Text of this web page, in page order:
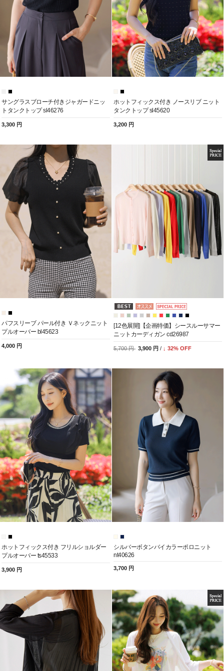
サングラスブローチ付きジャガードニッ
トタンクトップ sl46276
3,300 円
ホットフィックス付き ノースリブ ニット
タンクトップ sl45620
3,200 円
パフスリーブ パール付き Ｖネックニット
プルオーバー bl45623
4,000 円
[12色展開]【企画特価】シースルーサマー
ニットカーディガン cd26987
5,700 円 3,900 円 / ↓ 32% OFF
ホットフィックス付き フリルショルダー
プルオーバー ts45533
3,900 円
シルバーボタンバイカラーポロニット
nt40626
3,700 円